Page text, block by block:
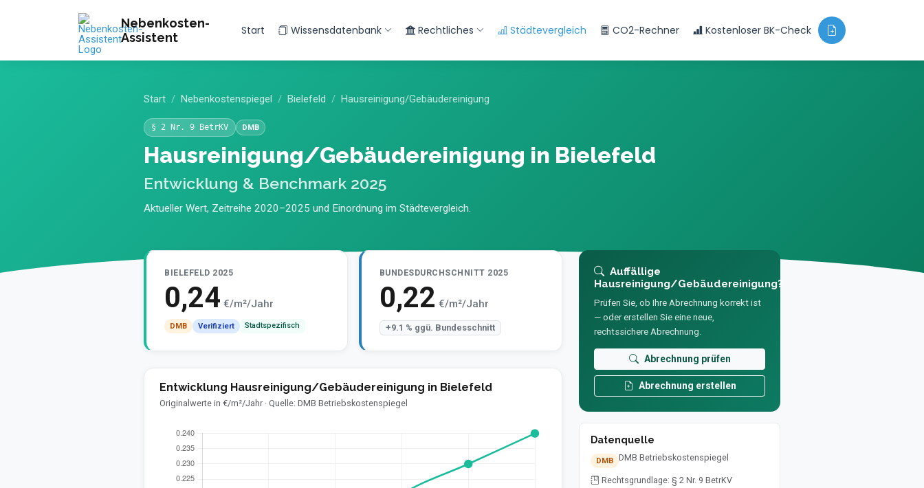
Nebenkosten-
Assistent
Start Wissensdatenbank Rechtliches Städtevergleich CO2-Rechner Kostenloser BK-Check
Start Nebenkostenspiegel Bielefeld Hausreinigung/Gebäudereinigung
§ 2 Nr. 9 BetrKV DMB
Hausreinigung/Gebäudereinigung in Bielefeld
Entwicklung & Benchmark 2025
Aktueller Wert, Zeitreihe 2020–2025 und Einordnung im Städtevergleich.
BIELEFELD 2025
0,24 €/m²/Jahr
DMB Verifiziert Stadtspezifisch
BUNDESDURCHSCHNITT 2025
0,22 €/m²/Jahr
+9.1 % ggü. Bundesschnitt
Entwicklung Hausreinigung/Gebäudereinigung in Bielefeld
Originalwerte in €/m²/Jahr · Quelle: DMB Betriebskostenspiegel
Auffällige
Hausreinigung/Gebäudereinigung?
Prüfen Sie, ob Ihre Abrechnung korrekt ist
— oder erstellen Sie eine neue,
rechtssichere Abrechnung.
Abrechnung prüfen
Abrechnung erstellen
Datenquelle
DMB DMB Betriebskostenspiegel
Rechtsgrundlage: § 2 Nr. 9 BetrKV